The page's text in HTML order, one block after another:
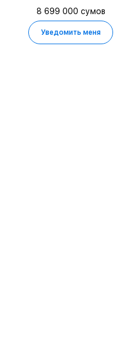
8 699 000 сумов
Уведомить меня